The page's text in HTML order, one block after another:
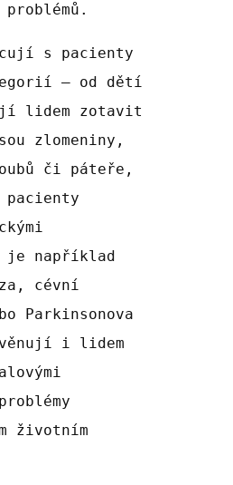
s pacienty
– od dětí
lidem zotavit
zlomeniny,
či páteře,
je například
cévní
Parkinsonova
věnují i lidem
životním